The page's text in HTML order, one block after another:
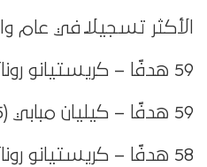
الأكثر تسجيلًا في عام
59 هدفًا – كريستيانو رونالدو (2013)
59 هدفًا – كيليان مبابي (2025)
58 هدفًا – كريستيانو رونالدو (2012)